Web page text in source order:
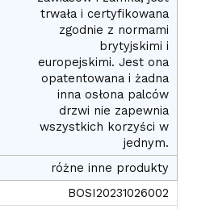
trwała i certyfikowana
zgodnie z normami
brytyjskimi i
europejskimi. Jest ona
opatentowana i żadna
inna osłona palców
drzwi nie zapewnia
wszystkich korzyści w
jednym.
różne inne produkty
BOSI20231026002